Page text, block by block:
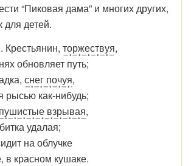
“Пиковая дама” и многих других,
для детей.
Крестьянин, торжествуя,
обновляет путь;
снег почуя,
рысью как-нибудь;
взрывая,
удалая;
на облучке
в красном кушаке.